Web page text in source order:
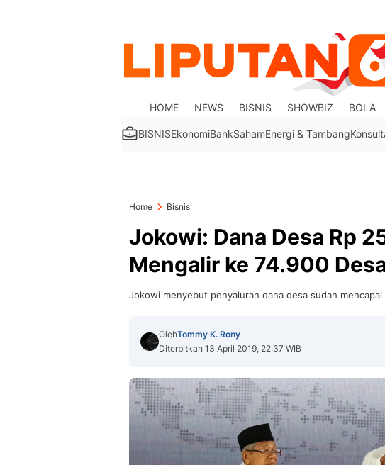
HOME NEWS BISNIS SHOWBIZ BOLA
BISNISEkonomiBankSahamEnergi & Tambang
Home Bisnis
Jokowi: Dana Desa Rp
Mengalir ke 74.900
Jokowi menyebut penyaluran dana desa sudah mencapai
OlehTommy K. Rony
Diterbitkan 13 April 2019, 22:37 WIB